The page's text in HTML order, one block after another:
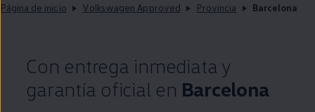
Página de inicio Volkswagen Approved Provincia Barcelona
Con entrega inmediata y
garantía oficial en Barcelona